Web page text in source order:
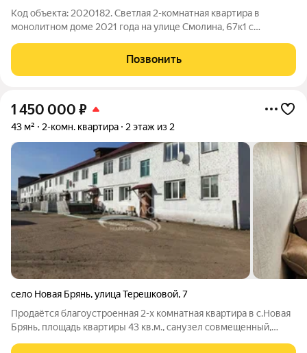
Код объекта: 2020182. Светлая 2-комнатная квартира в
монолитном доме 2021 года на улице Смолина, 67к1 с
Продуманная планировка и реальные 44,3 м делают
пространство комфортным и функциональны.
Позвонить
1 450 000 ₽
43 м² 2-комн. квартира 2 этаж из 2
село Новая Брянь,улица Терешковой,7
Продаётся благоустроенная 2-х комнатная квартира в с.Новая
Брянь, площадь квартиры 43 кв.м., санузел совмещенный,